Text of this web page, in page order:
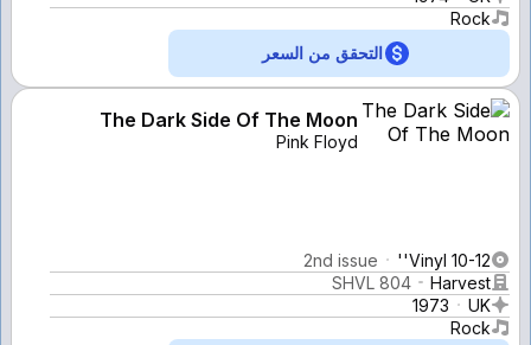
Rock
التحقق من السعر
The Dark Side Of The Moon
Pink Floyd
Vinyl 10-12''
2nd issue
Harvest
SHVL 804
UK
1973
Rock